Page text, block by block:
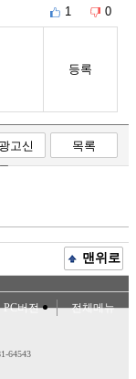
1 0
등록
고신
목록
맨위로
PC버전 전체메뉴
64543